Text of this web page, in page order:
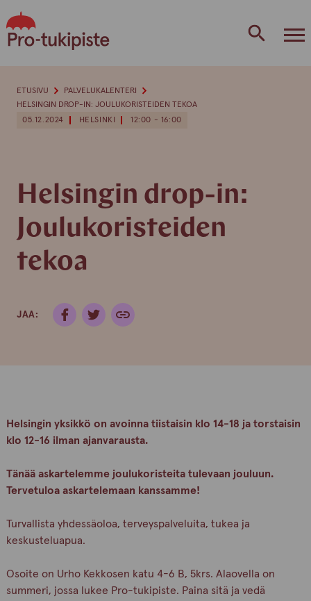
to
content
05.12.2024 HELSINKI 12:00 - 16:00
Helsingin drop-in:
Joulukoristeiden
tekoa
JAA:
ETUSIVU
PALVELUKALENTERI
HELSINGIN DROP-IN: JOULUKORISTEIDEN TEKOA
Helsingin yksikkö on avoinna tiistaisin klo 14-18 ja torstaisin
klo 12-16 ilman ajanvarausta.
Tänää askartelemme joulukoristeita tulevaan jouluun.
Tervetuloa askartelemaan kanssamme!
Turvallista yhdessäoloa, terveyspalveluita, tukea ja
keskusteluapua.
Osoite on Urho Kekkosen katu 4-6 B, 5krs. Alaovella on
summeri, jossa lukee Pro-tukipiste. Paina sitä ja vedä